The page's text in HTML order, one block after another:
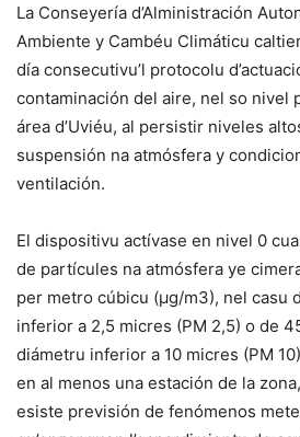
La Conseyería d’Alministración
Ambiente y Cambéu Climáticu
día consecutivu’l protocolu
contaminación del aire, nel so nivel
área d’Uviéu, al persistir niveles
suspensión na atmósfera y
ventilación.
El dispositivu actívase en nivel 0
de partícules na atmósfera ye
per metro cúbicu (µg/m3), nel casu
inferior a 2,5 micres (PM 2,5) o de
diámetru inferior a 10 micres (PM
en al menos una estación de la
esiste previsión de fenómenos